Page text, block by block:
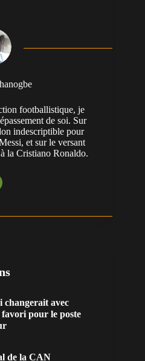
footballistique, je
de soi. Sur
indescriptible pour
et sur le versant
la Cristiano Ronaldo.
changerait avec
favori pour le poste
de la CAN